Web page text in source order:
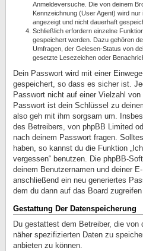
Anmeldeversuche. Die von deinem
Kennzeichnung (User Agent) wird nur
angezeigt und nicht dauerhaft
Schließlich erfordern einzelne
gespeichert werden. Dazu gehören
Umfragen, der Gelesen-Status von
gesetzte Lesezeichen oder
Dein Passwort wird mit einer
gespeichert, so dass es sicher ist.
Passwort nicht auf einer Vielzahl
Passwort ist dein Schlüssel zu
also geh mit ihm sorgsam um.
des Betreibers, von phpBB Limited
nach deinem Passwort fragen.
haben, so kannst du die Funktion
vergessen“ benutzen. Die phpBB-
deinem Benutzernamen und deiner
anschließend ein neu generiertes
dem du dann auf das Board
Gestattung Der Datenspeicherung
Du gestattest dem Betreiber, die von
näher spezifizierten Daten zu
anbieten zu können.